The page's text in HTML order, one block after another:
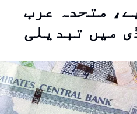
متحدہ عرب
میں تبدیلی